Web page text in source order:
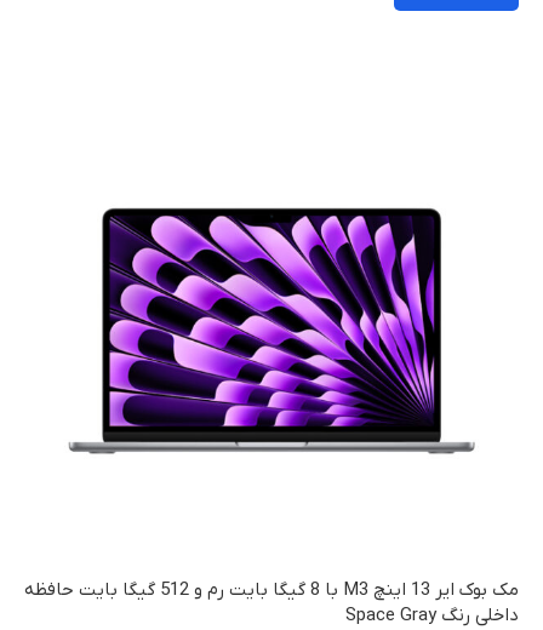
مک بوک ایر 13 اینچ M3 با 8 گیگا بایت رم و 512 گیگا بایت حافظه
داخلی رنگ Space Gray